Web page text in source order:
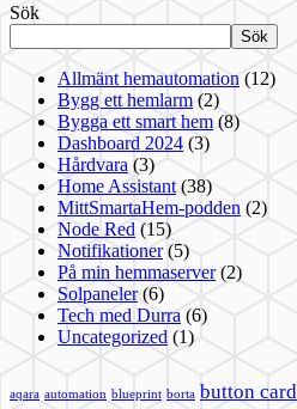
Sök
Sök
Allmänt hemautomation (12)
Bygg ett hemlarm (2)
Bygga ett smart hem (8)
Dashboard 2024 (3)
Hårdvara (3)
Home Assistant (38)
MittSmartaHem-podden (2)
Node Red (15)
Notifikationer(5)
På min hemmaserver(2)
Solpaneler(6)
Tech med Durra (6)
Uncategorized (1)
aqara automation blueprint borta button card